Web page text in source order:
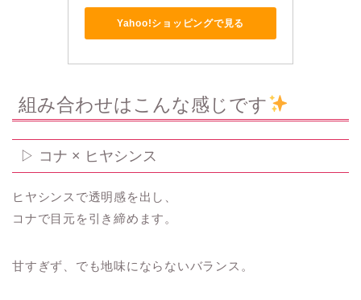
Yahoo!ショッピングで見る
組み合わせはこんな感じです
▷ コナ × ヒヤシンス
ヒヤシンスで透明感を出し、
コナで目元を引き締めます。
甘すぎず、でも地味にならないバランス。